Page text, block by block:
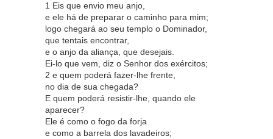
1 Eis que envio meu anjo,
e ele há de preparar o caminho para mim;
logo chegará ao seu templo o Dominador,
que tentais encontrar,
e o anjo da aliança, que desejais.
Ei-lo que vem, diz o Senhor dos exércitos;
2 e quem poderá fazer-lhe frente,
no dia de sua chegada?
E quem poderá resistir-lhe, quando ele
aparecer?
Ele é como o fogo da forja
e como a barrela dos lavadeiros;